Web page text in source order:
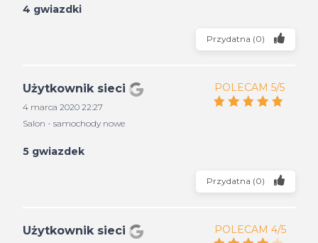
4 gwiazdki
Przydatna (0)
Użytkownik sieci
4 marca 2020 22:27
Salon - samochody nowe
POLECAM 5/5
5 gwiazdek
Przydatna (0)
Użytkownik sieci POLECAM 4/5